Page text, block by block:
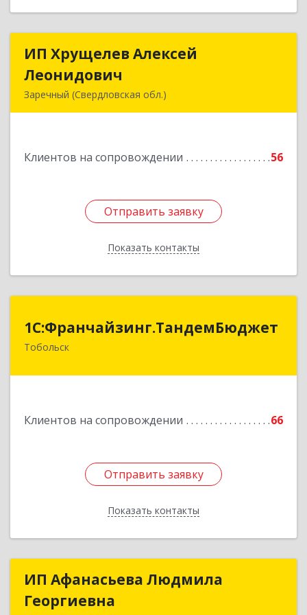
ИП Хрущелев Алексей
Леонидович
Заречный (Свердловская обл.)
Клиентов на сопровождении 56
Отправить заявку
Показать контакты
ИП Хрущелев Алексей
Подробнее
Отправить заявку
Назад
1С:Франчайзинг.ТандемБюджет
Тобольск
Клиентов на сопровождении 66
Отправить заявку
Показать контакты
1С:Франчайзинг.ТандемБюджет
Отправить заявку
Назад
ИП Афанасьева Людмила
Георгиевна
ИП Афанасьева Людмила